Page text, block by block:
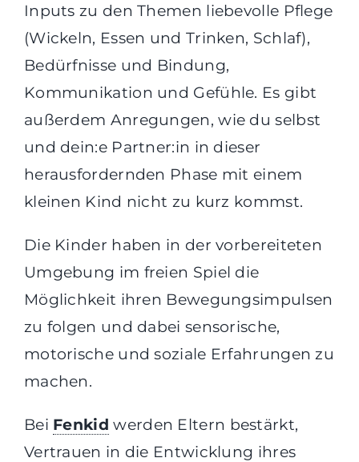
Inputs zu den Themen liebevolle Pflege
(Wickeln, Essen und Trinken, Schlaf),
Bedürfnisse und Bindung,
Kommunikation und Gefühle. Es gibt
außerdem Anregungen, wie du selbst
und dein:e Partner:in in dieser
herausfordernden Phase mit einem
kleinen Kind nicht zu kurz kommst.
Die Kinder haben in der vorbereiteten
Umgebung im freien Spiel die
Möglichkeit ihren Bewegungsimpulsen
zu folgen und dabei sensorische,
motorische und soziale Erfahrungen zu
machen.
Bei Fenkid werden Eltern bestärkt,
Vertrauen in die Entwicklung ihres